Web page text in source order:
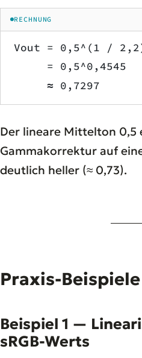
RECHNUNG
Vout = 0,5^(1 /
     = 0,5^0,4545
     ≈ 0,7297
Der lineare Mittelton 0,5
Gammakorrektur auf
deutlich heller (≈ 0,73).
Praxis-Beispiele
Beispiel 1 —
sRGB-Werts